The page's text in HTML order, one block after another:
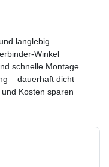
langlebig
Winkel
schnelle Montage
– dauerhaft dicht
Kosten sparen